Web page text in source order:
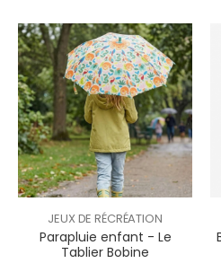
JEUX DE RÉCRÉATION
Parapluie enfant - Le
Tablier Bobine